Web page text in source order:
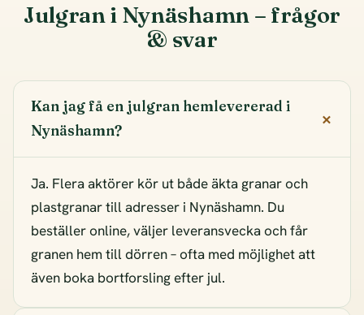
Julgran i Nynäshamn – frågor
& svar
Kan jag få en julgran hemlevererad i
Nynäshamn?
Ja. Flera aktörer kör ut både äkta granar och
plastgranar till adresser i Nynäshamn. Du
beställer online, väljer leveransvecka och får
granen hem till dörren – ofta med möjlighet att
även boka bortforsling efter jul.